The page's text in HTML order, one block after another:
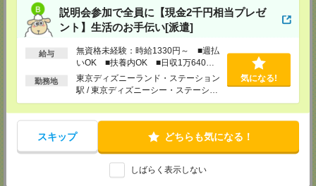
説明会参加で全員に【現金2千円相当プレゼ
ント】生活のお手伝い[派遣]
給与
無資格未経験：時給1330円～ ■週払
いOK ■扶養内OK ■日収1万640円
以上
勤務地
東京ディズニーランド・ステーション
駅 / 東京ディズニーシー・ステーショ
ン駅 / リゾートゲートウェイ・ステー
ション駅 / …
気になる!
スキップ どちらも気になる！
しばらく表示しない
〒330-0854 埼玉県さいたま市大宮区桜木町 1-10-16 シーノ大宮ノース
ウイング 9階
TEL：0120-769-355
MAIL：
CS_OMIYA@manpowergroup.jp
担当：採用担当
〒370-0831 群馬県高崎市あら町167 高崎第一生命ビルディング11Ｆ
TEL：027-320-6558
MAIL：CS_TAKASAKI@manpowergroup.jp
CS宇都宮支店
〒321-0953 栃木県宇都宮市東宿郷3-2-18 高知穂ビル2Ｆ
CS_UTSUNOMIYA@manpowergroup.jp